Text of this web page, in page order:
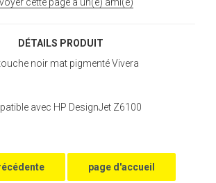
cette page à un(e) ami(e)
DÉTAILS PRODUIT
noir mat pigmenté Vivera
avec HP DesignJet Z6100